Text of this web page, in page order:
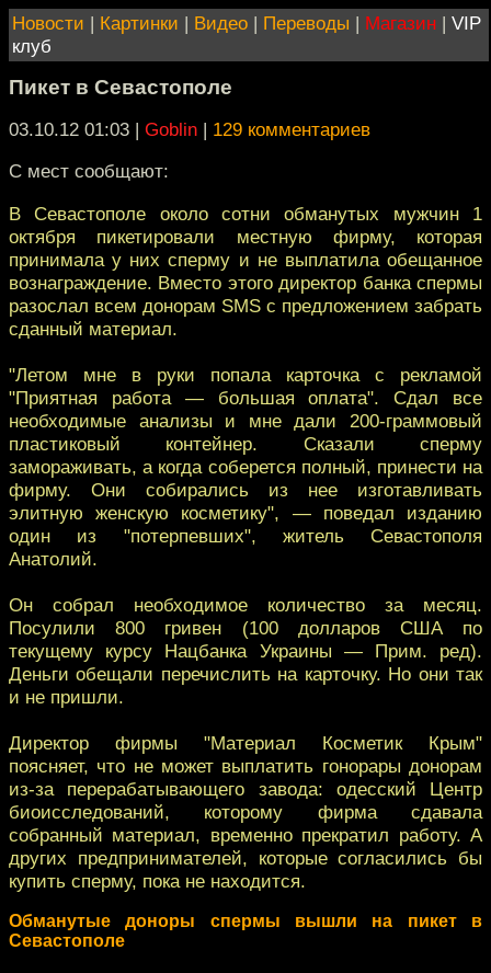
Новости | Картинки | Видео | Переводы | Магазин | VIP
клуб
Пикет в Севастополе
03.10.12 01:03 | Goblin | 129 комментариев
С мест сообщают:
В Севастополе около сотни обманутых мужчин 1
октября пикетировали местную фирму, которая
принимала у них сперму и не выплатила обещанное
вознаграждение. Вместо этого директор банка спермы
разослал всем донорам SMS с предложением забрать
сданный материал.
"Летом мне в руки попала карточка с рекламой
"Приятная работа — большая оплата". Сдал все
необходимые анализы и мне дали 200-граммовый
пластиковый контейнер. Сказали сперму
замораживать, а когда соберется полный, принести на
фирму. Они собирались из нее изготавливать
элитную женскую косметику", — поведал изданию
один из "потерпевших", житель Севастополя
Анатолий.
Он собрал необходимое количество за месяц.
Посулили 800 гривен (100 долларов США по
текущему курсу Нацбанка Украины — Прим. ред).
Деньги обещали перечислить на карточку. Но они так
и не пришли.
Директор фирмы "Материал Косметик Крым"
поясняет, что не может выплатить гонорары донорам
из-за перерабатывающего завода: одесский Центр
биоисследований, которому фирма сдавала
собранный материал, временно прекратил работу. А
других предпринимателей, которые согласились бы
купить сперму, пока не находится.
Обманутые доноры спермы вышли на пикет в
Севастополе